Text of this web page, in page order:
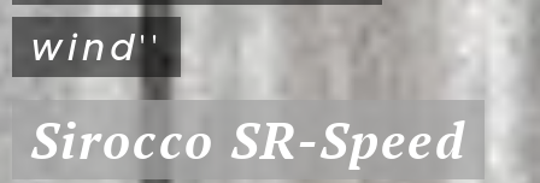
wind''
Sirocco SR-Speed